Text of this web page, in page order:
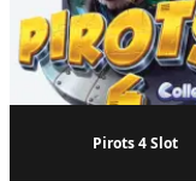
Pirots 4 Slot